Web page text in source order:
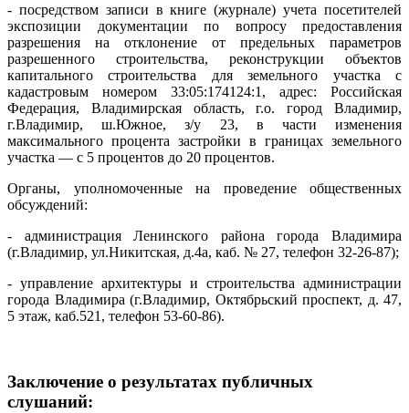
- посредством записи в книге (журнале) учета посетителей
экспозиции документации по вопросу предоставления
разрешения на отклонение от предельных параметров
разрешенного строительства, реконструкции объектов
капитального строительства для земельного участка с
кадастровым номером 33:05:174124:1, адрес: Российская
Федерация, Владимирская область, г.о. город Владимир,
г.Владимир, ш.Южное, з/у 23, в части изменения
максимального процента застройки в границах земельного
участка — с 5 процентов до 20 процентов.
Органы, уполномоченные на проведение общественных
обсуждений:
- администрация Ленинского района города Владимира
(г.Владимир, ул.Никитская, д.4а, каб. № 27, телефон 32-26-87);
- управление архитектуры и строительства администрации
города Владимира (г.Владимир, Октябрьский проспект, д. 47,
5 этаж, каб.521, телефон 53-60-86).
Заключение о результатах публичных
слушаний: